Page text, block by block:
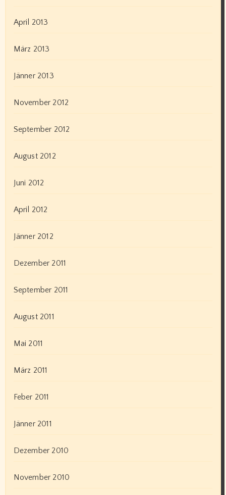
April 2013
März 2013
Jänner 2013
November 2012
September 2012
August 2012
Juni 2012
April 2012
Jänner 2012
Dezember 2011
September 2011
August 2011
Mai 2011
März 2011
Feber 2011
Jänner 2011
Dezember 2010
November 2010